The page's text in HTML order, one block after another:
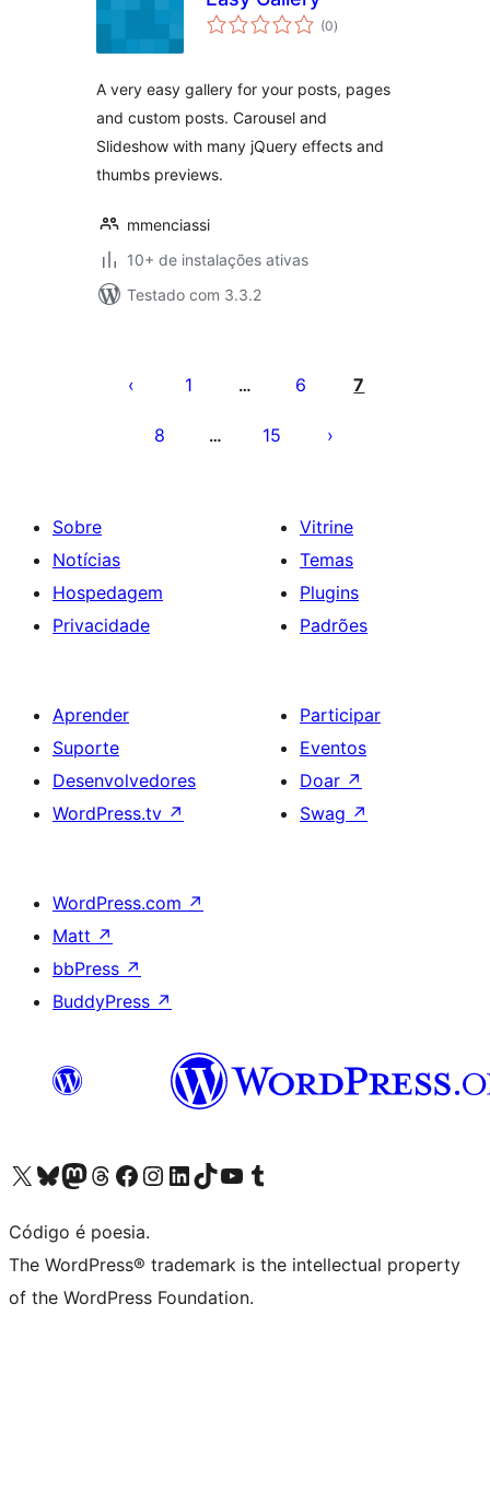
(0total
de
)
A very easy gallery for your posts, pages
and custom posts. Carousel and
Slideshow with many jQuery effects and
thumbs previews.
mmenciassi
10+ de instalações ativas
Testado com 3.3.2
1 … 6 7
8 … 15
Sobre
Notícias
Hospedagem
Privacidade
Vitrine
Temas
Plugins
Padrões
Aprender
Suporte
Desenvolvedores
WordPress.tv ↗
Participar
Eventos
Doar ↗
Swag ↗
WordPress.com ↗
Matt ↗
bbPress ↗
BuddyPress ↗
Acessar nossa conta do X (antigo Twitter)
Acessar nossa conta do Bluesky
Acessar nossa conta do Mastodon
Acessar nossa conta do Threads
Acessar nossa página do Facebook
Acessar nossa conta do Instagram
Acessar nossa conta do LinkedIn
Acessar nossa conta do TikTok
Acessar nosso canal do YouTube
Acessar nossa conta no Tumblr
Código é poesia.
The WordPress® trademark is the intellectual property
of the WordPress Foundation.